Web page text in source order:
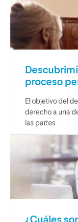
proceso
El objetivo del
derecho a una
las partes.
¿Cuáles